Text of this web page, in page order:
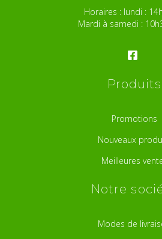
Horaires : lundi :
Mardi à samedi :
Produits
Promotions
Nouveaux
Meilleures
Notre
Modes de